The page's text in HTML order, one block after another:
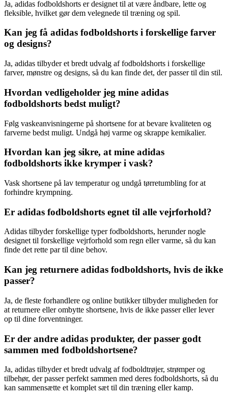
Ja, adidas fodboldshorts er designet til at være åndbare, lette og
fleksible, hvilket gør dem velegnede til træning og spil.
Kan jeg få adidas fodboldshorts i forskellige farver
og designs?
Ja, adidas tilbyder et bredt udvalg af fodboldshorts i forskellige
farver, mønstre og designs, så du kan finde det, der passer til din stil.
Hvordan vedligeholder jeg mine adidas
fodboldshorts bedst muligt?
Følg vaskeanvisningerne på shortsene for at bevare kvaliteten og
farverne bedst muligt. Undgå høj varme og skrappe kemikalier.
Hvordan kan jeg sikre, at mine adidas
fodboldshorts ikke krymper i vask?
Vask shortsene på lav temperatur og undgå tørretumbling for at
forhindre krympning.
Er adidas fodboldshorts egnet til alle vejrforhold?
Adidas tilbyder forskellige typer fodboldshorts, herunder nogle
designet til forskellige vejrforhold som regn eller varme, så du kan
finde det rette par til dine behov.
Kan jeg returnere adidas fodboldshorts, hvis de ikke
passer?
Ja, de fleste forhandlere og online butikker tilbyder muligheden for
at returnere eller ombytte shortsene, hvis de ikke passer eller lever
op til dine forventninger.
Er der andre adidas produkter, der passer godt
sammen med fodboldshortsene?
Ja, adidas tilbyder et bredt udvalg af fodboldtrøjer, strømper og
tilbehør, der passer perfekt sammen med deres fodboldshorts, så du
kan sammensætte et komplet sæt til din træning eller kamp.